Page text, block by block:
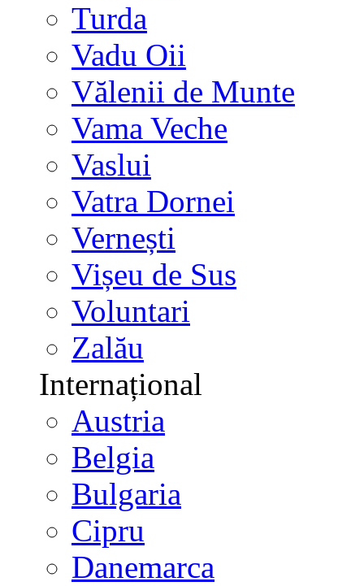
Turda
Vadu Oii
Vălenii de Munte
Vama Veche
Vaslui
Vatra Dornei
Vernești
Vișeu de Sus
Voluntari
Zalău
Internațional
Austria
Belgia
Bulgaria
Cipru
Danemarca